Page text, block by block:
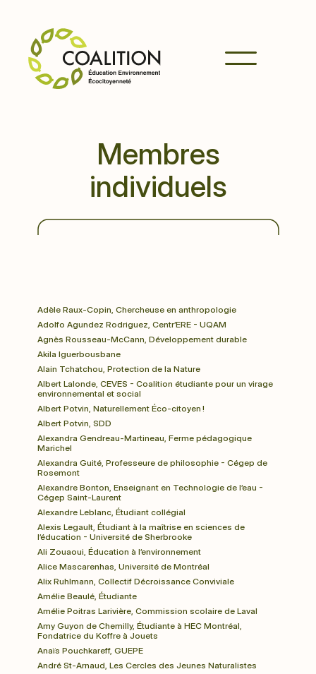
Adhérer
Adèle Raux-Copin, Chercheuse en anthropologie
Adolfo Agundez Rodriguez, Centr’ERE - UQAM
Agnès Rousseau-McCann, Développement durable
Akila Iguerbousbane
Alain Tchatchou, Protection de la Nature
Albert Lalonde, CEVES - Coalition étudiante pour un virage
environnemental et social
Albert Potvin, Naturellement Éco-citoyen !
Albert Potvin, SDD
Alexandra Gendreau-Martineau, Ferme pédagogique
Marichel
Alexandra Guité, Professeure de philosophie - Cégep de
Rosemont
Alexandre Bonton, Enseignant en Technologie de l’eau -
Cégep Saint-Laurent
Alexandre Leblanc, Étudiant collégial
Alexis Legault, Étudiant à la maîtrise en sciences de
l’éducation - Université de Sherbrooke
Ali Zouaoui, Éducation à l’environnement
Alice Mascarenhas, Université de Montréal
Alix Ruhlmann, Collectif Décroissance Conviviale
Amélie Beaulé, Étudiante
Amélie Poitras Larivière, Commission scolaire de Laval
Amy Guyon de Chemilly, Étudiante à HEC Montréal,
Fondatrice du Koffre à Jouets
Anaïs Pouchkareff, GUEPE
André St-Arnaud, Les Cercles des Jeunes Naturalistes
Membres
individuels